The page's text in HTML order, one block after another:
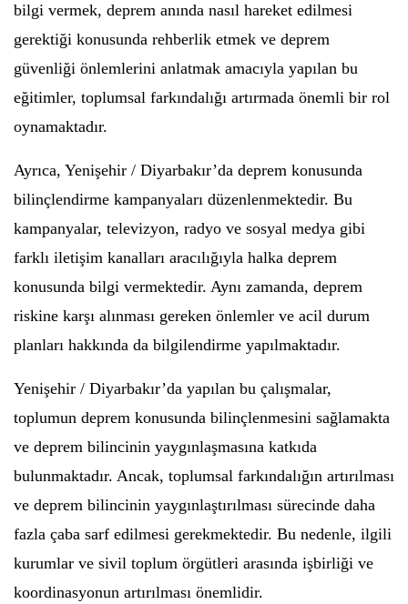
bilgi vermek, deprem anında nasıl hareket edilmesi
gerektiği konusunda rehberlik etmek ve deprem
güvenliği önlemlerini anlatmak amacıyla yapılan bu
eğitimler, toplumsal farkındalığı artırmada önemli bir rol
oynamaktadır.
Ayrıca, Yenişehir / Diyarbakır’da deprem konusunda
bilinçlendirme kampanyaları düzenlenmektedir. Bu
kampanyalar, televizyon, radyo ve sosyal medya gibi
farklı iletişim kanalları aracılığıyla halka deprem
konusunda bilgi vermektedir. Aynı zamanda, deprem
riskine karşı alınması gereken önlemler ve acil durum
planları hakkında da bilgilendirme yapılmaktadır.
Yenişehir / Diyarbakır’da yapılan bu çalışmalar,
toplumun deprem konusunda bilinçlenmesini sağlamakta
ve deprem bilincinin yaygınlaşmasına katkıda
bulunmaktadır. Ancak, toplumsal farkındalığın artırılması
ve deprem bilincinin yaygınlaştırılması sürecinde daha
fazla çaba sarf edilmesi gerekmektedir. Bu nedenle, ilgili
kurumlar ve sivil toplum örgütleri arasında işbirliği ve
koordinasyonun artırılması önemlidir.